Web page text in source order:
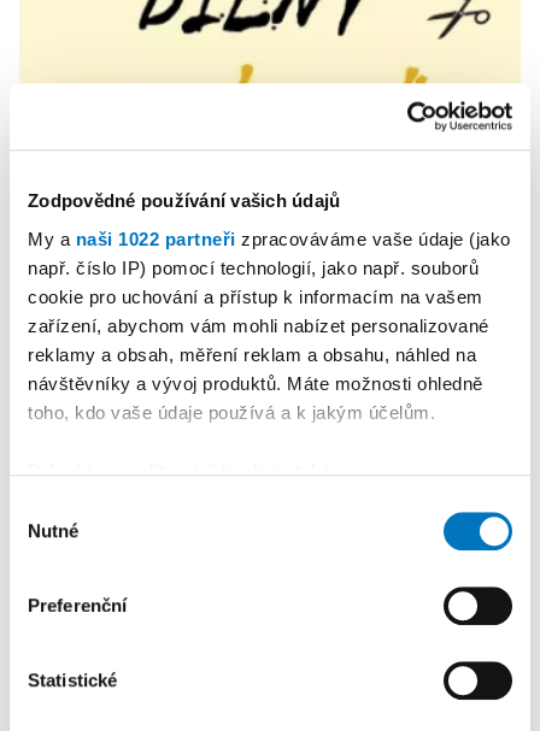
Zodpovědné používání vašich údajů
My a naši 1022 partneři zpracováváme vaše údaje (jako
např. číslo IP) pomocí technologií, jako např. souborů
cookie pro uchování a přístup k informacím na vašem
zařízení, abychom vám mohli nabízet personalizované
reklamy a obsah, měření reklam a obsahu, náhled na
návštěvníky a vývoj produktů. Máte možnosti ohledně
toho, kdo vaše údaje používá a k jakým účelům.
poloze, které mohou být přesné na několik metrů
skenování pro konkrétní charakteristiky (otisk prstu)
Zjistěte více o tom, jak zpracováváme vaše osobní
Svůj souhlas můžete kdykoliv změnit nebo odvolat v
souhlasu
Nutné
Preferenční
Statistické
PETRA KLEMENTOVÁ
11. 08.
PREMIUM